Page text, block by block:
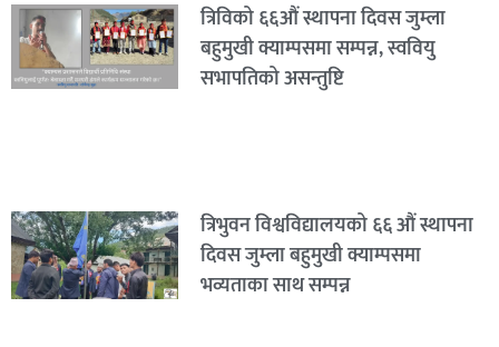
त्रिविको ६६औं स्थापना दिवस जुम्ला
बहुमुखी क्याम्पसमा सम्पन्न, स्ववियु
सभापतिको असन्तुष्टि
त्रिभुवन विश्वविद्यालयको ६६ औं स्थापना
दिवस जुम्ला बहुमुखी क्याम्पसमा
भव्यताका साथ सम्पन्न